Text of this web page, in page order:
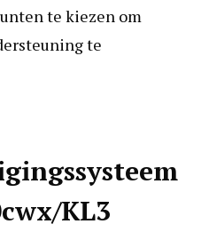
te kiezen om
te
KL3